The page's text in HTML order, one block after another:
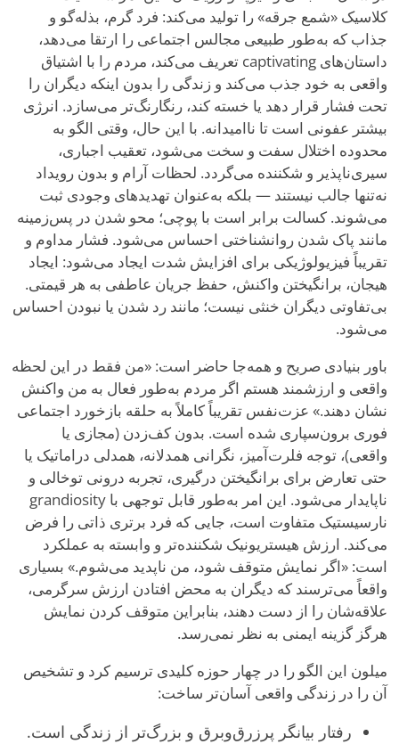
کلاسیک «شمع جرقه» را تولید می‌کند: فرد گرم، بذله‌گو و
جذاب که به‌طور طبیعی مجالس اجتماعی را ارتقا می‌دهد،
داستان‌های captivating تعریف می‌کند، مردم را با اشتیاق
واقعی به خود جذب می‌کند و زندگی را بدون اینکه دیگران را
تحت فشار قرار دهد یا خسته کند، رنگارنگ‌تر می‌سازد. انرژی
بیشتر عفونی است تا ناامیدانه. با این حال، وقتی الگو به
محدوده اختلال سفت و سخت می‌شود، تعقیب اجباری،
سیری‌ناپذیر و شکننده می‌گردد. لحظات آرام و بدون رویداد
نه‌تنها جالب نیستند — بلکه به‌عنوان تهدیدهای وجودی ثبت
می‌شوند. کسالت برابر است با پوچی؛ محو شدن در پس‌زمینه
مانند پاک شدن روانشناختی احساس می‌شود. فشار مداوم و
تقریباً فیزیولوژیکی برای افزایش شدت ایجاد می‌شود: ایجاد
هیجان، برانگیختن واکنش، حفظ جریان عاطفی به هر قیمتی.
بی‌تفاوتی دیگران خنثی نیست؛ مانند رد شدن یا نبودن احساس
می‌شود.
باور بنیادی صریح و همه‌جا حاضر است: «من فقط در این لحظه
واقعی و ارزشمند هستم اگر مردم به‌طور فعال به من واکنش
نشان دهند.» عزت‌نفس تقریباً کاملاً به حلقه بازخورد اجتماعی
فوری برون‌سپاری شده است. بدون کف‌زدن (مجازی یا
واقعی)، توجه فلرت‌آمیز، نگرانی همدلانه، همدلی دراماتیک یا
حتی تعارض برای برانگیختن درگیری، تجربه درونی توخالی و
ناپایدار می‌شود. این امر به‌طور قابل توجهی با grandiosity
نارسیستیک متفاوت است، جایی که فرد برتری ذاتی را فرض
می‌کند. ارزش هیستریونیک شکننده‌تر و وابسته به عملکرد
است: «اگر نمایش متوقف شود، من ناپدید می‌شوم.» بسیاری
واقعاً می‌ترسند که دیگران به محض افتادن ارزش سرگرمی،
علاقه‌شان را از دست دهند، بنابراین متوقف کردن نمایش
هرگز گزینه ایمنی به نظر نمی‌رسد.
میلون این الگو را در چهار حوزه کلیدی ترسیم کرد و تشخیص
آن را در زندگی واقعی آسان‌تر ساخت:
رفتار بیانگر پرزرق‌وبرق و بزرگ‌تر از زندگی است.